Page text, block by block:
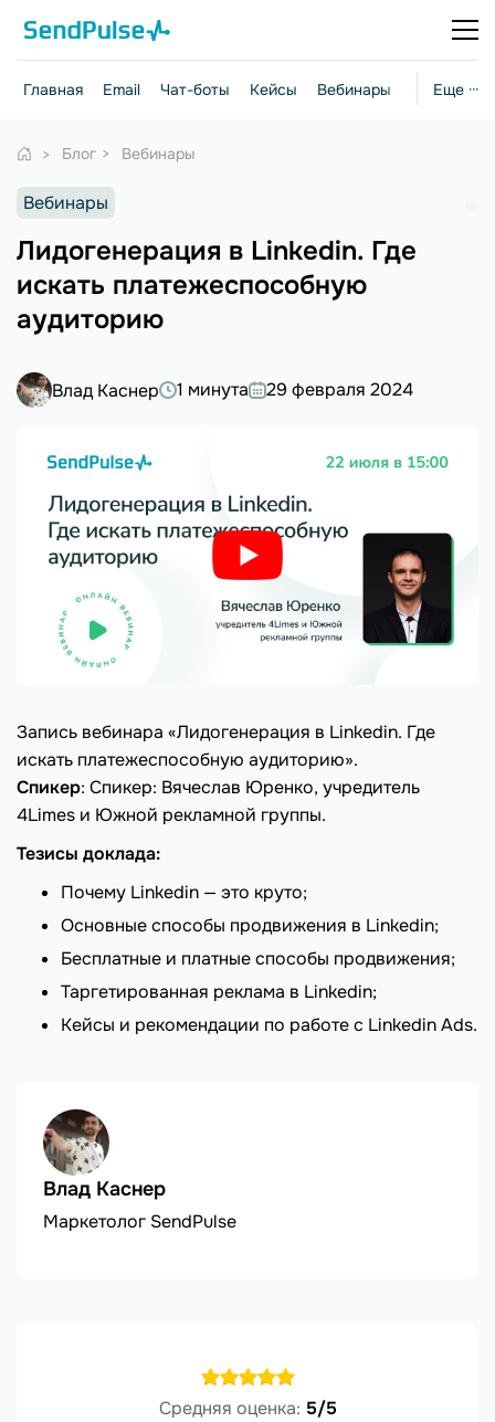
Еще ···
Главная Email Чат-боты Кейсы Вебинары Стратегии
Блог Вебинары
Вебинары
Лидогенерация в Linkedin. Где
искать платежеспособную
аудиторию
Влад Каснер 1 минута 29 февраля 2024
Запись вебинара «Лидогенерация в Linkedin. Где
искать платежеспособную аудиторию».
Спикер: Спикер: Вячеслав Юренко, учредитель
4Limes и Южной рекламной группы.
Тезисы доклада:
Почему Linkedin — это круто;
Основные способы продвижения в Linkedin;
Бесплатные и платные способы продвижения;
Таргетированная реклама в Linkedin;
Кейсы и рекомендации по работе с Linkedin Ads.
Влад Каснер
Маркетолог SendPulse
Средняя оценка: 5/5